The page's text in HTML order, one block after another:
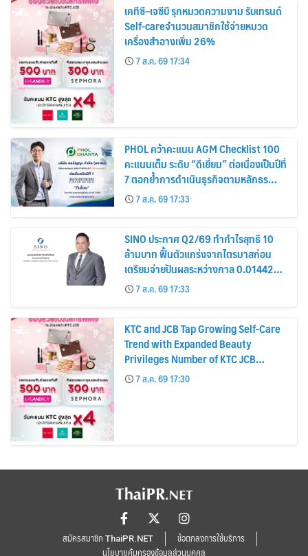
เคทีซี–เจซีบี รุกหมวดความงาม รับเทรนด์
Self-careจำนวนสมาชิกใช้จ่ายหมวด
เครื่องสำอางเพิ่ม 26%
7 ส.ค. 69 17:34
PHOL คว้าคะแนน AGM Checklist 100
คะแนนเต็ม ระดับ “ดีเยี่ยม” ต่อเนื่องเป็นปีที่
7 ตอกย้ำการดำเนินธุรกิจตามหลักธร
รมาภิบาล โปร่งใส สร้างความเชื่อมั่นผู้ถือ
หุ้น
7 ส.ค. 69 17:33
SINO ประกาศ Q2/69 ทำกำไรสุทธิ 10
ล้านบาท ฟื้นตัวแกร่งจากไตรมาสก่อน
เตรียมจ่ายปันผลระหว่างกาล 0.014423
บาทต่อหุ้น ครึ่งปีหลังมุ่งเติบโตต่อเนื่อง
7 ส.ค. 69 17:33
KTC and JCB Tap Growing Self-Care
Trend with Expanded Beauty
Privileges Number of KTC JCB
Cardmembers Spending on
Cosmetics Rises 26%
7 ส.ค. 69 17:30
สมัครสมาชิก ThaiPR.NET
ข้อตกลงการใช้บริการ
นโยบายคุ้มครองข้อมูลส่วนบุคคล